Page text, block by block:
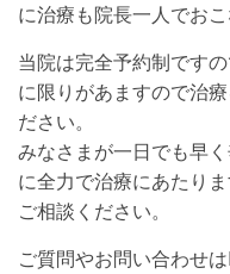
に治療も院長一人でおこ
当院は完全予約制です
に限りがあますので治
ださい。
みなさまが一日でも早
に全力で治療にあたり
ご相談ください。
ご質問やお問い合わせ